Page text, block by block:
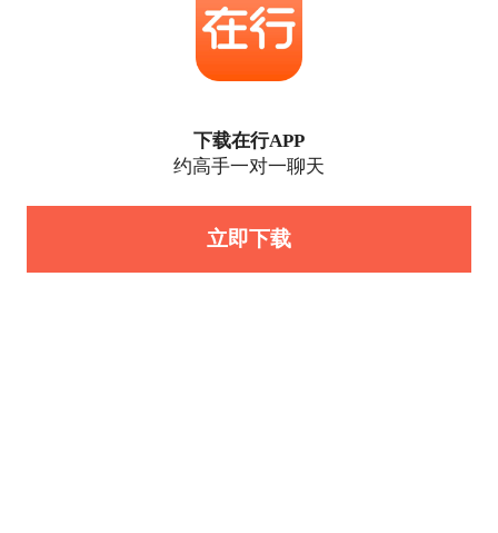
下载在行APP
约高手一对一聊天
立即下载